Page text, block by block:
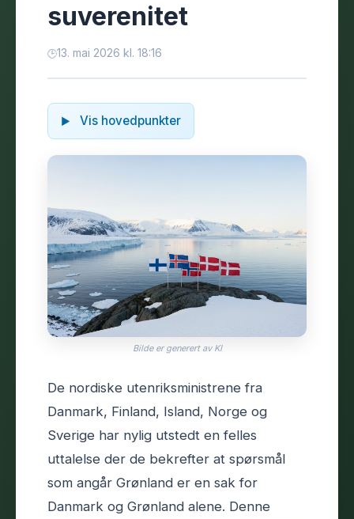
suverenitet
13. mai 2026 kl. 18:16
Vis hovedpunkter
Bilde er generert av KI
De nordiske utenriksministrene fra
Danmark, Finland, Island, Norge og
Sverige har nylig utstedt en felles
uttalelse der de bekrefter at spørsmål
som angår Grønland er en sak for
Danmark og Grønland alene. Denne